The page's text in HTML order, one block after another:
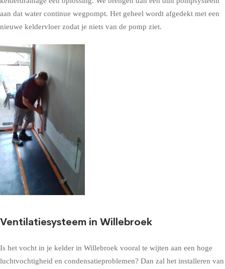
aan dat water continue wegpompt. Het geheel wordt afgedekt met een
nieuwe keldervloer zodat je niets van de pomp ziet.
Ventilatiesysteem in Willebroek
Is het vocht in je kelder in Willebroek vooral te wijten aan een hoge
luchtvochtigheid en condensatieproblemen? Dan zal het installeren van